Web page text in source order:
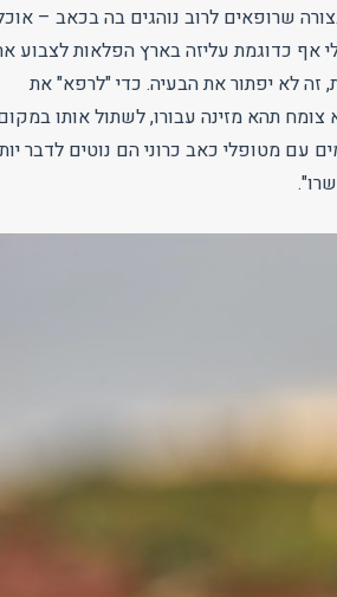
שרופאים לרוב נוהגים בה בכאב –
אף כדוגמת עליזה בארץ הפלאות לצבוע
זה לא יפתור את הבעיה. כדי "לרפא" את
תהא מזינה עבורו, לשתול אותו
עם מטופלי כאב כרוני הם נוטים לדבר